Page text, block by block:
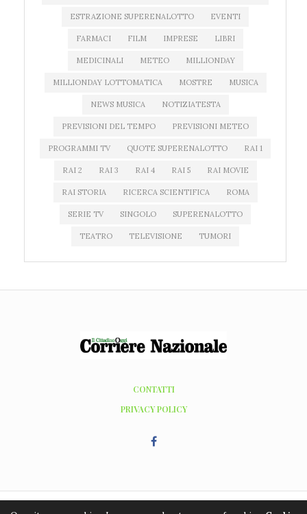
ESTRAZIONE SUPERENALOTTO EVENTI
FARMACI FILM IMPRESE LIBRI
MEDICINALI METEO MILLIONDAY
MILLIONDAY LOTTOMATICA MOSTRE MUSICA
NEWS MUSICA NOTIZIATESTA
PREVISIONI DEL TEMPO PREVISIONI METEO
PROGRAMMI TV QUOTE SUPERENALOTTO RAI 1
RAI 2 RAI 3 RAI 4 RAI 5 RAI MOVIE
RAI STORIA RICERCA SCIENTIFICA ROMA
SERIE TV SINGOLO SUPERENALOTTO
TEATRO TELEVISIONE TUMORI
CONTATTI
PRIVACY POLICY